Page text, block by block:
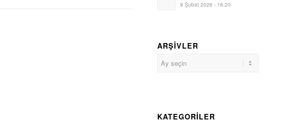
9 Şubat 2026 - 16:20
ARŞIVLER
KATEGORILER